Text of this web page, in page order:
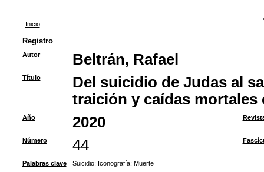
Inicio
Registro
Autor Beltrán, Rafael
Título
Del suicidio de Judas al
traición y caídas mortales
Año 2020
Número 44
Palabras clave Suicidio; Iconografía; Muerte